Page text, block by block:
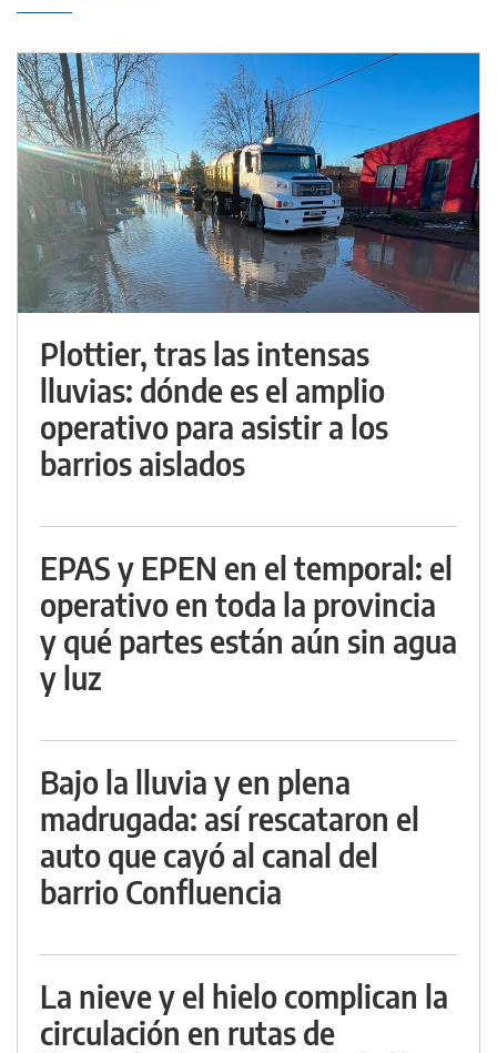
Plottier, tras las intensas
lluvias: dónde es el amplio
operativo para asistir a los
barrios aislados
EPAS y EPEN en el temporal: el
operativo en toda la provincia
y qué partes están aún sin agua
y luz
Bajo la lluvia y en plena
madrugada: así rescataron el
auto que cayó al canal del
barrio Confluencia
La nieve y el hielo complican la
circulación en rutas de